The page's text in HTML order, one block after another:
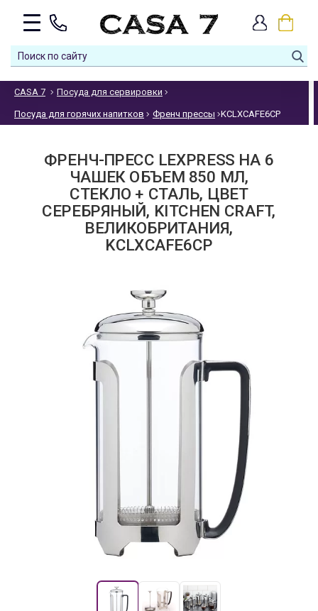
CASA 7 Посуда для сервировки
Посуда для горячих напитков Френч прессы KCLXCAFE6CP
ФРЕНЧ-ПРЕСС LEXPRESS НА 6
ЧАШЕК ОБЪЕМ 850 МЛ,
СТЕКЛО + СТАЛЬ, ЦВЕТ
СЕРЕБРЯНЫЙ, KITCHEN CRAFT,
ВЕЛИКОБРИТАНИЯ,
KCLXCAFE6CP